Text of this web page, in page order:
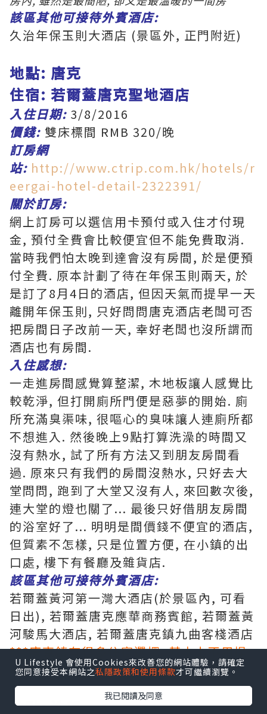
該區其他可接待外賓酒店:
久治年保玉則大酒店 (景區外, 正門附近)
地點: 唐克
住宿: 若爾蓋唐克聖地酒店
入住日期: 3/8/2016
價錢: 雙床標間 RMB 320/晚
訂房網
站: http://www.ctrip.com.hk/hotels/r
eergai-hotel-detail-2322391/
關於訂房:
網上訂房可以選信用卡預付或入住才付現
金, 預付全費會比較便宜但不能免費取消.
當時我們怕太晚到達會沒有房間, 於是便預
付全費. 原本計劃了待在年保玉則兩天, 於
是訂了8月4日的酒店, 但因天氣而提早一天
離開年保玉則, 只好問問唐克酒店老闆可否
把房間日子改前一天, 幸好老闆也沒所謂而
酒店也有房間.
入住感想:
一走進房間感覺算整潔, 木地板讓人感覺比
較乾淨, 但打開廁所門便是惡夢的開始. 廁
所充滿臭渠味, 很嘔心的臭味讓人連廁所都
不想進入. 然後晚上9點打算洗澡的時間又
沒有熱水, 試了所有方法又到朋友房間看
過. 原來只有我們的房間沒熱水, 只好去大
堂問問, 跑到了大堂又沒有人, 來回數次後,
連大堂的燈也關了... 最後只好借朋友房間
的浴室好了... 明明是間價錢不便宜的酒店,
但質素不怎樣, 只是位置方便, 在小鎮的出
口處, 樓下有餐廳及雜貨店.
該區其他可接待外賓酒店:
若爾蓋黃河第一灣大酒店(於景區內, 可看
日出), 若爾蓋唐克應華商務賓館, 若爾蓋黃
河駿馬大酒店, 若爾蓋唐克鎮九曲客棧酒店
***唐克鎮有很多住宿選擇, 基本上不用提
前預訂
地點: 迭部
U Lifestyle 會使用Cookies來改善您的網站體驗，請確定
您同意接受本網站之私隱政策和使用條款才可繼續瀏覽。
我已閱讀及同意